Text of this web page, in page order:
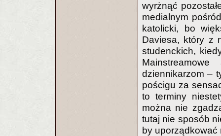
wyrżnąć
medialnym
katolicki, bo
Daviesa, który z
studenckich,
dziennikarzom –
pościgu za
to terminy
można nie
tutaj nie sposób
by uporządkować